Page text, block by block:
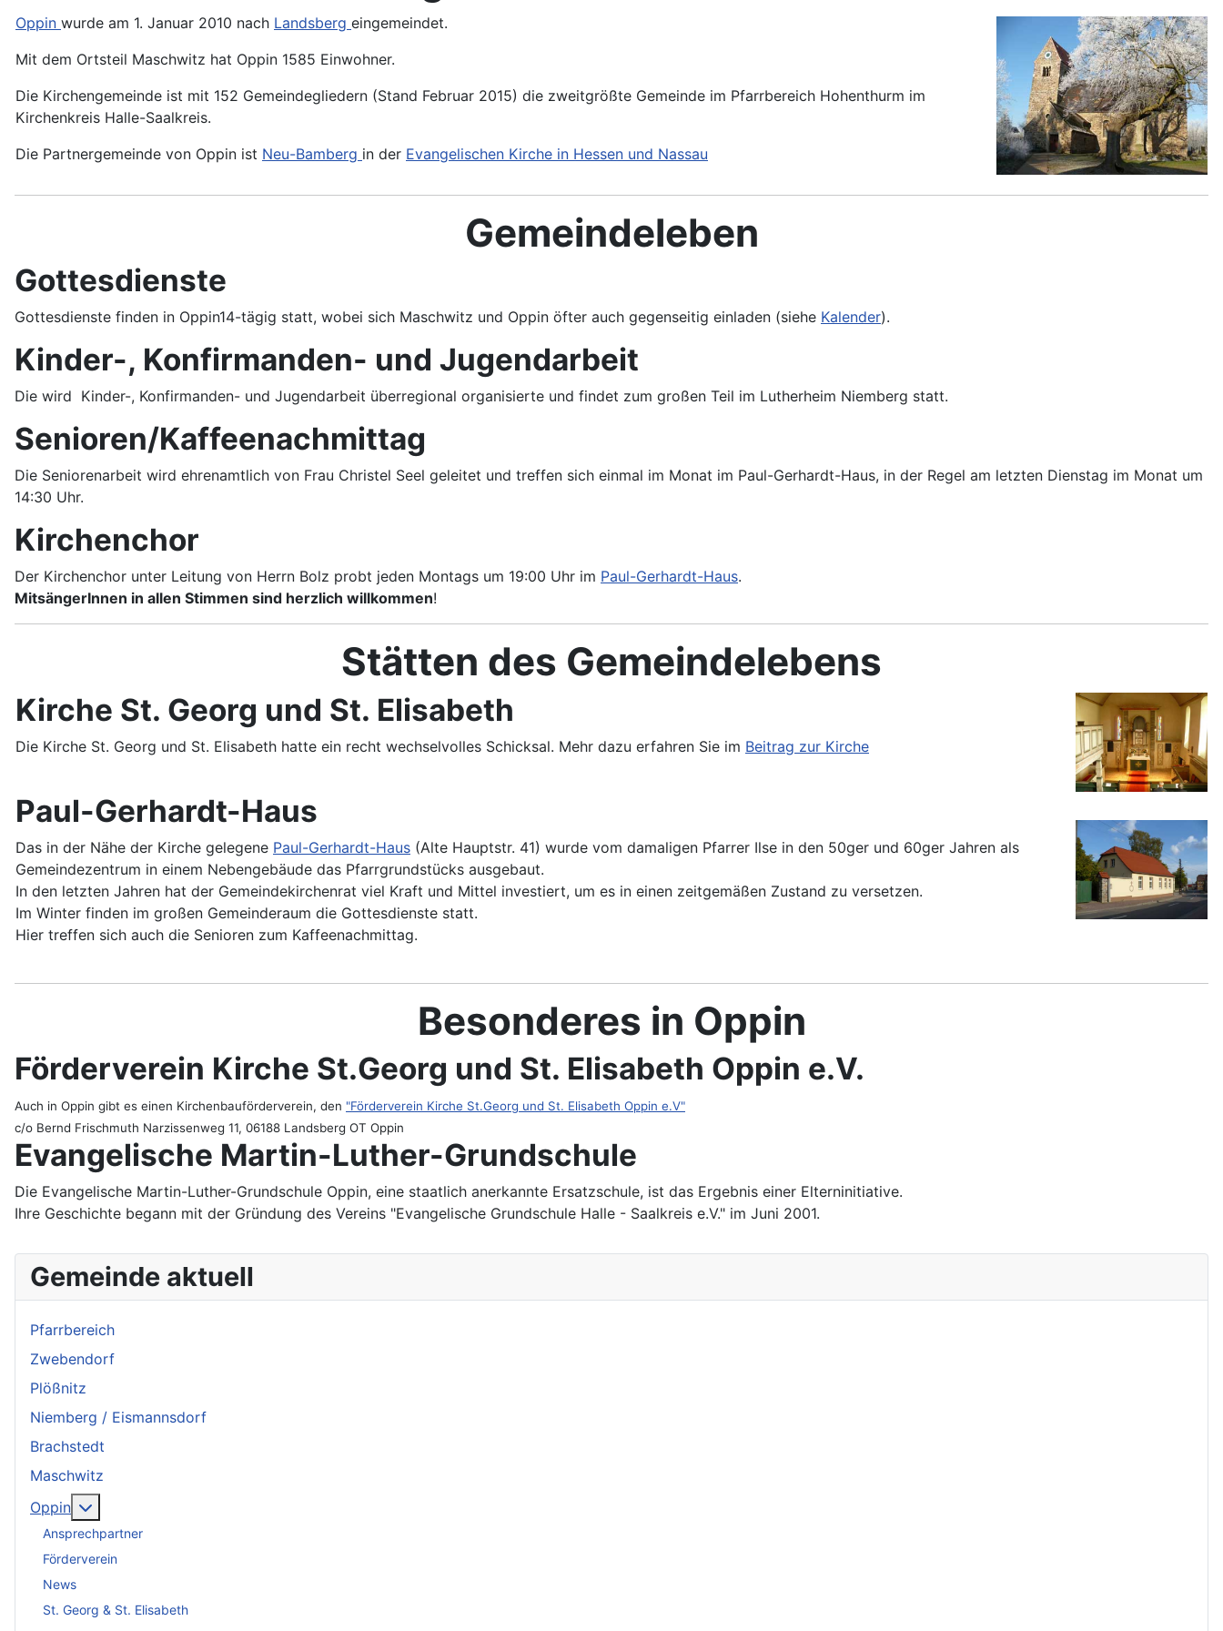
Oppin wurde am 1. Januar 2010 nach Landsberg eingemeindet.
Mit dem Ortsteil Maschwitz hat Oppin 1585 Einwohner.
Die Kirchengemeinde ist mit 152 Gemeindegliedern (Stand Februar 2015) die zweitgrößte Gemeinde im Pfarrbereich Hohenthurm im
Kirchenkreis Halle-Saalkreis.
Die Partnergemeinde von Oppin ist Neu-Bamberg in der Evangelischen Kirche in Hessen und Nassau
Gemeindeleben
Gottesdienste
Gottesdienste finden in Oppin14-tägig statt, wobei sich Maschwitz und Oppin öfter auch gegenseitig einladen (siehe Kalender).
Kinder-, Konfirmanden- und Jugendarbeit
Die wird Kinder-, Konfirmanden- und Jugendarbeit überregional organisierte und findet zum großen Teil im Lutherheim Niemberg statt.
Senioren/Kaffeenachmittag
Die Seniorenarbeit wird ehrenamtlich von Frau Christel Seel geleitet und treffen sich einmal im Monat im Paul-Gerhardt-Haus, in der Regel am letzten Dienstag im Monat um
14:30 Uhr.
Kirchenchor
Der Kirchenchor unter Leitung von Herrn Bolz probt jeden Montags um 19:00 Uhr im Paul-Gerhardt-Haus.
MitsängerInnen in allen Stimmen sind herzlich willkommen!
Stätten des Gemeindelebens
Kirche St. Georg und St. Elisabeth
Die Kirche St. Georg und St. Elisabeth hatte ein recht wechselvolles Schicksal. Mehr dazu erfahren Sie im Beitrag zur Kirche
Paul-Gerhardt-Haus
Das in der Nähe der Kirche gelegene Paul-Gerhardt-Haus (Alte Hauptstr. 41) wurde vom damaligen Pfarrer Ilse in den 50ger und 60ger Jahren als
Gemeindezentrum in einem Nebengebäude das Pfarrgrundstücks ausgebaut.
In den letzten Jahren hat der Gemeindekirchenrat viel Kraft und Mittel investiert, um es in einen zeitgemäßen Zustand zu versetzen.
Im Winter finden im großen Gemeinderaum die Gottesdienste statt.
Hier treffen sich auch die Senioren zum Kaffeenachmittag.
Besonderes in Oppin
Förderverein Kirche St.Georg und St. Elisabeth Oppin e.V.
Auch in Oppin gibt es einen Kirchenbauförderverein, den "Förderverein Kirche St.Georg und St. Elisabeth Oppin e.V"
c/o Bernd Frischmuth Narzissenweg 11, 06188 Landsberg OT Oppin
Evangelische Martin-Luther-Grundschule
Die Evangelische Martin-Luther-Grundschule Oppin, eine staatlich anerkannte Ersatzschule, ist das Ergebnis einer Elterninitiative.
Ihre Geschichte begann mit der Gründung des Vereins "Evangelische Grundschule Halle - Saalkreis e.V." im Juni 2001.
Gemeinde aktuell
Pfarrbereich
Zwebendorf
Plößnitz
Niemberg / Eismannsdorf
Brachstedt
Maschwitz
Oppin
Ansprechpartner
Förderverein
News
St. Georg & St. Elisabeth